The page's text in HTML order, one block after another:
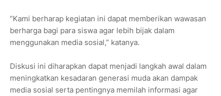
“Kami berharap kegiatan ini dapat memberikan wawasan
berharga bagi para siswa agar lebih bijak dalam
menggunakan media sosial,” katanya.
Diskusi ini diharapkan dapat menjadi langkah awal dalam
meningkatkan kesadaran generasi muda akan dampak
media sosial serta pentingnya memilah informasi agar